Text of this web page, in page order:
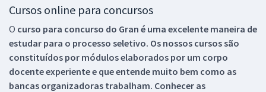
Cursos online para concursos
O curso para concurso do Gran é uma excelente maneira de
estudar para o processo seletivo. Os nossos cursos são
constituídos por módulos elaborados por um corpo
docente experiente e que entende muito bem como as
bancas organizadoras trabalham. Conhecer as